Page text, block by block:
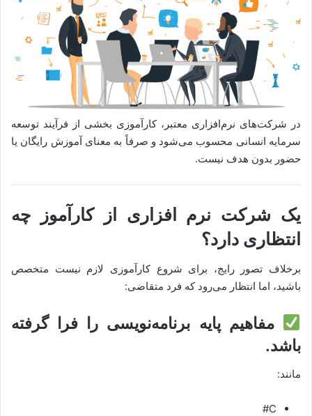
در شرکت‌های نرم‌افزاری معتبر، کارآموزی بخشی از فرآیند توسعه
سرمایه انسانی محسوب می‌شود و صرفاً به معنای آموزش رایگان یا
حضور بدون هدف نیست.
یک شرکت نرم افزاری از کارآموز چه
انتظاری دارد؟
برخلاف تصور رایج، برای شروع کارآموزی لازم نیست متخصص
باشید، اما انتظار می‌رود که فرد متقاضی:
مفاهیم پایه برنامه‌نویسی را فرا گرفته
باشد.
مانند:
C#